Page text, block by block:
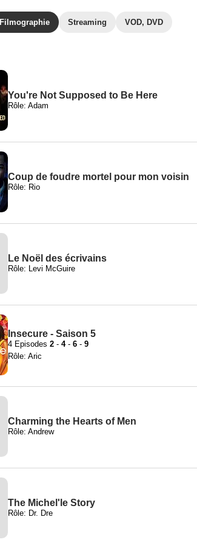
Filmographie Streaming VOD, DVD
You're Not Supposed to Be Here
Rôle: Adam
Coup de foudre mortel pour mon voisin
Rôle: Rio
Le Noël des écrivains
Rôle: Levi McGuire
Insecure - Saison 5
4 Episodes 2 - 4- 6 - 9
Rôle: Aric
Charming the Hearts of Men
Rôle: Andrew
The Michel'le Story
Rôle: Dr. Dre